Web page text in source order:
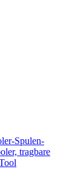
Spulen-
tragbare